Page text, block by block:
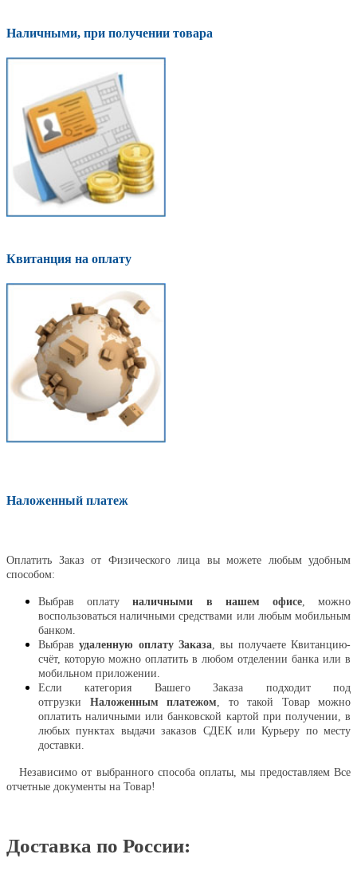
Наличными, при получении товара
Квитанция на оплату
Наложенный платеж
Оплатить Заказ от Физического лица вы можете любым удобным
способом:
Выбрав оплатуналичными в нашем офисе, можно
воспользоваться наличными средствами или любым мобильным
банком.
Выбравудаленную оплату Заказа , вы получаете Квитанцию-
счёт, которую можно оплатить в любом отделении банка или в
мобильном приложении.
Если категория Вашего Заказа подходит под
отгрузки Наложенным платежом , то такой Товар можно
оплатить наличными или банковской картой при получении, в
любых пунктах выдачи заказов СДЕК или Курьеру по месту
доставки.
Независимо от выбранного способа оплаты, мы предоставляем Все
отчетные документы на Товар!
Доставка по России: